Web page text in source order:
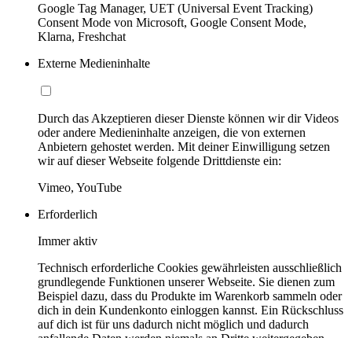
Google Tag Manager, UET (Universal Event Tracking)
Consent Mode von Microsoft, Google Consent Mode,
Klarna, Freshchat
Externe Medieninhalte
Durch das Akzeptieren dieser Dienste können wir dir Videos
oder andere Medieninhalte anzeigen, die von externen
Anbietern gehostet werden. Mit deiner Einwilligung setzen
wir auf dieser Webseite folgende Drittdienste ein:
Vimeo, YouTube
Erforderlich
Immer aktiv
Technisch erforderliche Cookies gewährleisten ausschließlich
grundlegende Funktionen unserer Webseite. Sie dienen zum
Beispiel dazu, dass du Produkte im Warenkorb sammeln oder
dich in dein Kundenkonto einloggen kannst. Ein Rückschluss
auf dich ist für uns dadurch nicht möglich und dadurch